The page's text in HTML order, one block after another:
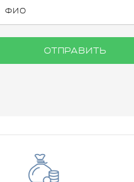
ОТПРАВИТЬ